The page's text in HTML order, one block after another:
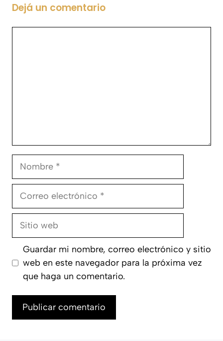
Dejá un comentario
Nombre
Correo
Sitio
Guardar mi nombre, correo electrónico y sitio
web en este navegador para la próxima vez
que haga un comentario.